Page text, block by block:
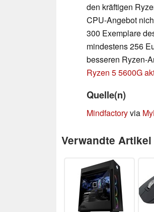
den kräftigen
CPU-Angebot
300 Exemplare
mindestens 256
besseren Ryzen-
Ryzen 5 5600G
Quelle(n)
Mindfactoryvia
Verwandte Artikel